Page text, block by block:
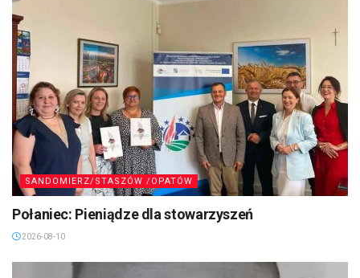
SANDOMIERZ/STASZÓW /OPATÓW
Połaniec: Pieniądze dla stowarzyszeń
2026-08-10